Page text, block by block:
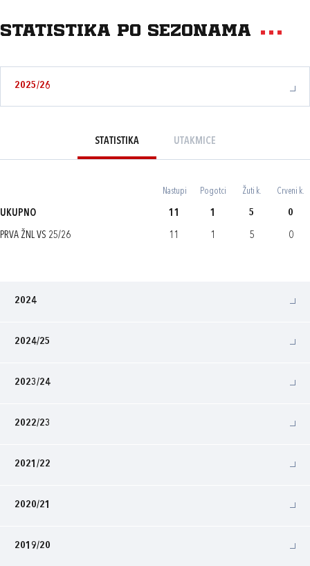
Statistika po sezonama
2025/26
STATISTIKA UTAKMICE
Nastupi Pogotci Žuti k. Crveni k.
UKUPNO 11 1 5 0
PRVA ŽNL VS 25/26 11 1 5 0
2024
2024/25
2023/24
2022/23
2021/22
2020/21
2019/20